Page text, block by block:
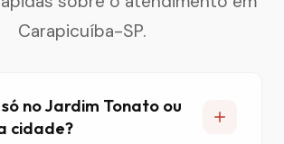
Carapicuíba-SP.
no Jardim Tonato ou
cidade?